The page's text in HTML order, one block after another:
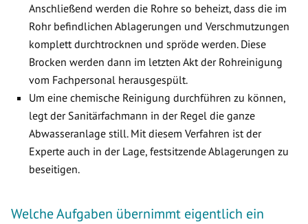
Anschließend werden die Rohre so beheizt, dass die im
Rohr befindlichen Ablagerungen und Verschmutzungen
komplett durchtrocknen und spröde werden. Diese
Brocken werden dann im letzten Akt der Rohreinigung
vom Fachpersonal herausgespült.
Um eine chemische Reinigung durchführen zu können,
legt der Sanitärfachmann in der Regel die ganze
Abwasseranlage still. Mit diesem Verfahren ist der
Experte auch in der Lage, festsitzende Ablagerungen zu
beseitigen.
Welche Aufgaben übernimmt eigentlich ein